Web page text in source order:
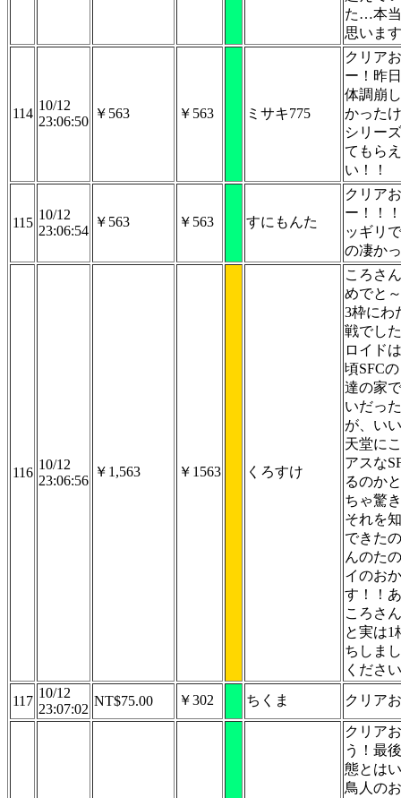
た…本
思いま
114
10/12
23:06:50
￥563 ￥563 ミサキ775
クリア
ー！昨
体調崩
かった
シリー
てもら
い！！
115
10/12
23:06:54
￥563 ￥563 すにもんた
クリア
ー！！
ッギリ
の凄か
116
10/12
23:06:56
￥1,563 ￥1563 くろすけ
ころさ
めでと
3枠にわ
戦でし
ロイド
頃SFC
達の家
いだっ
が、い
天堂に
アスな
るのか
ちゃ驚
それを
できた
んのた
イのお
す！！
ころさ
と実は1
ちしま
くださ
117
10/12
23:07:02
NT$75.00 ￥302 ちくま クリア
クリア
う！最
態とは
鳥人の